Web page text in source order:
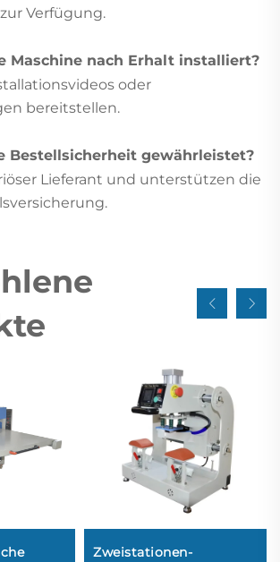
Verfügung.
Maschine nach Erhalt installiert?
oder
bereitstellen.
Bestellsicherheit gewährleistet?
Lieferant und unterstützen die
Zweistationen-